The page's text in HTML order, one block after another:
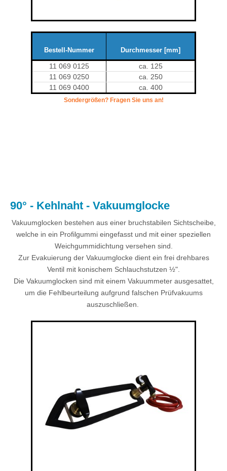
Bestell-Nummer Durchmesser [mm]
11 069 0125
ca. 125
11 069 0250
ca. 250
11 069 0400
ca. 400
Sondergrößen? Fragen Sie uns an!
90° - Kehlnaht - Vakuumglocke
Vakuumglocken bestehen aus einer bruchstabilen Sichtscheibe,
welche in ein Profilgummi eingefasst und mit einer speziellen
Weichgummidichtung versehen sind.
Zur Evakuierung der Vakuumglocke dient ein frei drehbares
Ventil mit konischem Schlauchstutzen ½".
Die Vakuumglocken sind mit einem Vakuummeter ausgesattet,
um die Fehlbeurteilung aufgrund falschen Prüfvakuums
auszuschließen.